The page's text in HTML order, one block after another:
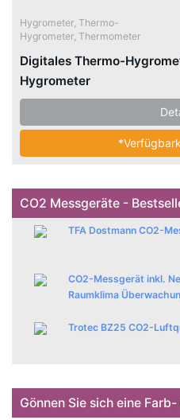
Hygrometer, Thermo-
Hygrometer, Thermometer
Digitales Thermo-
Hygrometer
CO2 Messgeräte -
TFA Dostmann CO2-
CO2-Messgerät inkl.
Raumklima
Trotec BZ25 CO2-
Gönnen Sie sich eine